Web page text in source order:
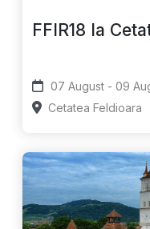
FFIR18 la
07
Cetatea Feldioara